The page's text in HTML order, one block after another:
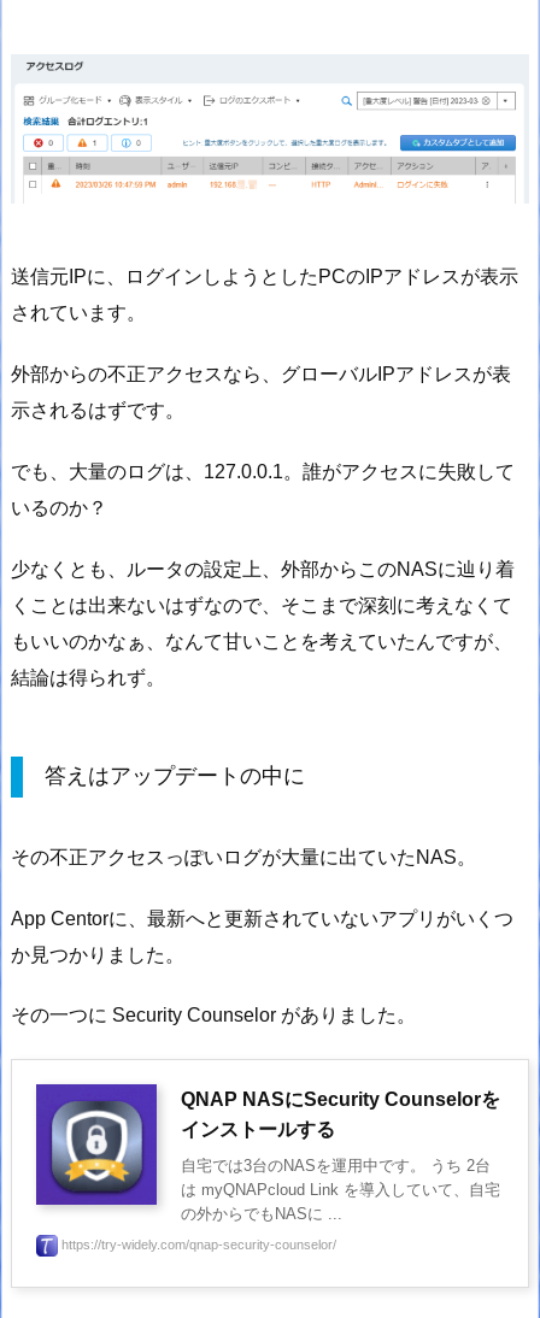
送信元IPに、ログインしようとしたPCのIPアドレスが表示
されています。
外部からの不正アクセスなら、グローバルIPアドレスが表
示されるはずです。
でも、大量のログは、127.0.0.1。誰がアクセスに失敗して
いるのか？
少なくとも、ルータの設定上、外部からこのNASに辿り着
くことは出来ないはずなので、そこまで深刻に考えなくて
もいいのかなぁ、なんて甘いことを考えていたんですが、
結論は得られず。
答えはアップデートの中に
その不正アクセスっぽいログが大量に出ていたNAS。
App Centorに、最新へと更新されていないアプリがいくつ
か見つかりました。
その一つに Security Counselor がありました。
QNAP NASにSecurity Counselorを
インストールする
自宅では3台のNASを運用中です。 うち 2台
は myQNAPcloud Link を導入していて、自宅
の外からでもNASに ...
https://try-widely.com/qnap-security-counselor/